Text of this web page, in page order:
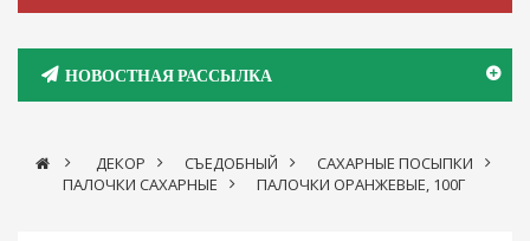
НОВОСТНАЯ РАССЫЛКА
> ДЕКОР > СЪЕДОБНЫЙ >
САХАРНЫЕ ПОСЫПКИ
ПАЛОЧКИ САХАРНЫЕ > ПАЛОЧКИ ОРАНЖЕВЫЕ, 100Г